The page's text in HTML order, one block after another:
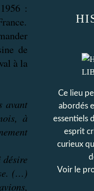
:
de
à la
avant
à
(…)
Ce lieu
abordés
essentiels
esprit
curieux
Voir le